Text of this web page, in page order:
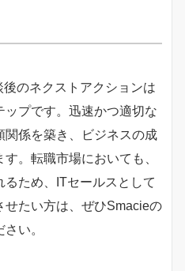
のネクストアクションは
ップです。迅速かつ適切な
関係を築き、ビジネスの成
。転職市場においても、
ため、ITセールスとして
せたい方は、ぜひSmacieの
い。